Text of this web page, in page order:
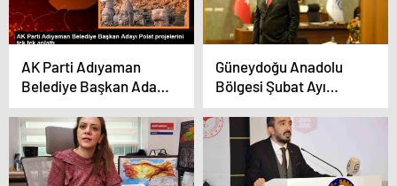
AK Parti Adıyaman
Belediye Başkan Adayı
Ziya Polat, 104
Projesini Anlattı
Güneydoğu Anadolu
Bölgesi Şubat Ayı
İhracat Rakamları
Açıklandı